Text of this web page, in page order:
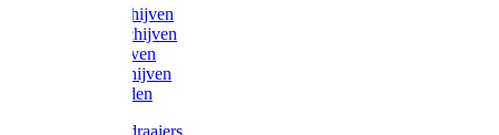
Afbraamschijven
Doorslijpschijven
Lamelschijven
Diamantschijven
Laselektroden
Schroevendraaiers